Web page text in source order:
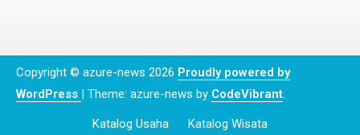
Copyright © azure-news 2026 Proudly powered by
WordPress | Theme: azure-news by CodeVibrant.
Katalog Usaha Katalog Wisata